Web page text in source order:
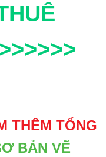
THÊM TỔNG
BẢN VẼ